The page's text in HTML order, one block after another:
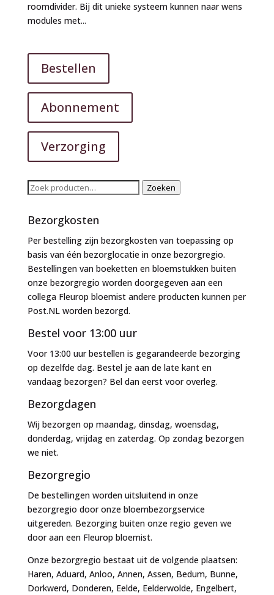
roomdivider. Bij dit unieke systeem kunnen naar wens
modules met...
Bestellen
Abonnement
Verzorging
Zoeken
Zoeken
Bezorgkosten
Per bestelling zijn bezorgkosten van toepassing op
basis van één bezorglocatie in onze bezorgregio.
Bestellingen van boeketten en bloemstukken buiten
onze bezorgregio worden doorgegeven aan een
collega Fleurop bloemist andere producten kunnen per
Post.NL worden bezorgd.
Bestel voor 13:00 uur
Voor 13:00 uur bestellen is gegarandeerde bezorging
op dezelfde dag. Bestel je aan de late kant en
vandaag bezorgen? Bel dan eerst voor overleg.
Bezorgdagen
Wij bezorgen op maandag, dinsdag, woensdag,
donderdag, vrijdag en zaterdag. Op zondag bezorgen
we niet.
Bezorgregio
De bestellingen worden uitsluitend in onze
bezorgregio door onze bloembezorgservice
uitgereden. Bezorging buiten onze regio geven we
door aan een Fleurop bloemist.
Onze bezorgregio bestaat uit de volgende plaatsen:
Haren, Aduard, Anloo, Annen, Assen, Bedum, Bunne,
Dorkwerd, Donderen, Eelde, Eelderwolde, Engelbert,